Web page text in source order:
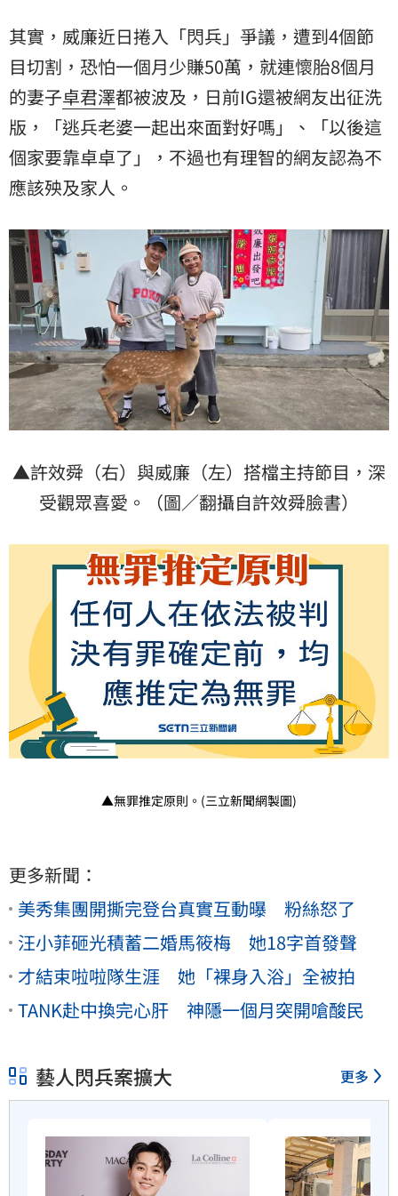
其實，威廉近日捲入「閃兵」爭議，遭到4個節
目切割，恐怕一個月少賺50萬，就連懷胎8個月
的妻子卓君澤都被波及，日前IG還被網友出征洗
版，「逃兵老婆一起出來面對好嗎」、「以後這
個家要靠卓卓了」，不過也有理智的網友認為不
應該殃及家人。
▲許效舜（右）與威廉（左）搭檔主持節目，深
受觀眾喜愛。（圖／翻攝自許效舜臉書）
▲無罪推定原則。(三立新聞網製圖)
更多新聞：
美秀集團開撕完登台真實互動曝 粉絲怒了
汪小菲砸光積蓄二婚馬筱梅 她18字首發聲
才結束啦啦隊生涯 她「裸身入浴」全被拍
TANK赴中換完心肝 神隱一個月突開嗆酸民
藝人閃兵案擴大 更多